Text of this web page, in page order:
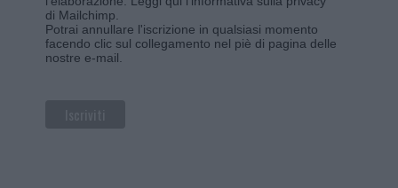
di Mailchimp
Potrai annullare l'iscrizione in qualsiasi momento
facendo clic sul collegamento nel piè di pagina delle
nostre e-mail.